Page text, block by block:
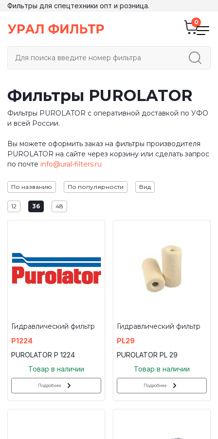
Фильтры для спецтехники опт и розница.
Фильтры PUROLATOR
Фильтры PUROLATOR с оперативной доставкой по УФО
и всей России.
Вы можете оформить заказ на фильтры производителя
PUROLATOR на сайте через корзину или сделать запрос
по почте info@ural-filters.ru
По названию По популярности Вид
12 36 48
Гидравлический фильтр
P1224
PUROLATOR P 1224
Товар в наличии
Подробнее
Гидравлический фильтр
PL29
PUROLATOR PL 29
Товар в наличии
Подробнее